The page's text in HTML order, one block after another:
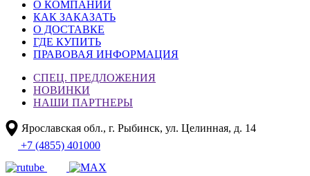
О КОМПАНИИ
КАК ЗАКАЗАТЬ
О ДОСТАВКЕ
ГДЕ КУПИТЬ
ПРАВОВАЯ ИНФОРМАЦИЯ
СПЕЦ. ПРЕДЛОЖЕНИЯ
НОВИНКИ
НАШИ ПАРТНЕРЫ
Ярославская обл., г. Рыбинск, ул. Целинная, д. 14
+7 (4855) 401000